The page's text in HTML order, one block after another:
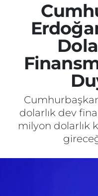
dolarlık dev
milyon dolarlık
ASAYİŞ
SİYASET
EKONOMİ
EĞİTİM
SPOR
MAGAZİN
İletişim
Künye
Süper Lig
Tüm Manşetler
Son Dakika
Haber Arşivi